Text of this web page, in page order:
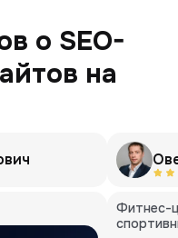
о SEO-
на
Фитнес-